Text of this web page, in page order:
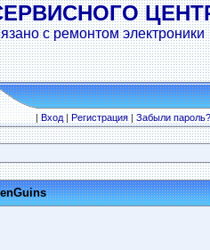
с ремонтом электроники
|Вход|Регистрация|Забыли пароль?